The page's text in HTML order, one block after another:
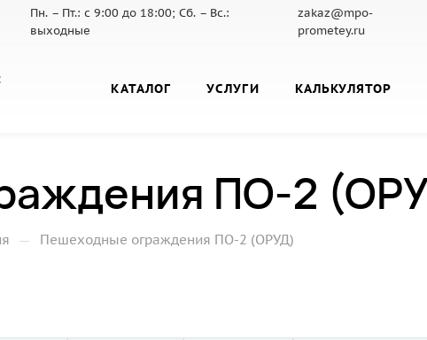
Пн. – Пт.: с 9:00 до 18:00; Сб. – Вс.:
выходные
zakaz@mpo-
prometey.ru
КАТАЛОГ УСЛУГИ КАЛЬКУЛЯТОР
ПО-2
— Пешеходные ограждения ПО-2 (ОРУД)